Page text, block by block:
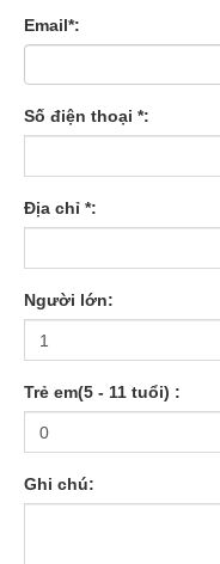
Email*:
Số điện thoại *:
Địa chỉ *:
Người lớn:
Trẻ em(5 - 11 tuổi) :
Ghi chú: